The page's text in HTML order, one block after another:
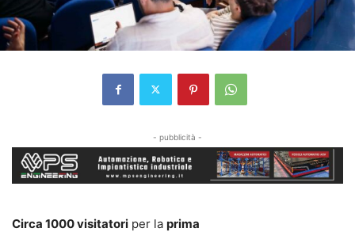
- pubblicità -
Circa 1000 visitatori per la prima